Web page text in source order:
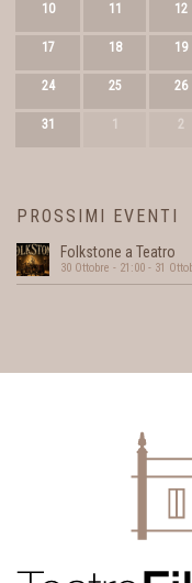
10 11 12
17 18 19
24 25 26
31 1 2
PROSSIMI EVENTI
Folkstone a Teatro
30 Ottobre - 21:00 - 31